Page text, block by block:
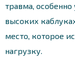
травма,
высоких
место, которое
нагрузку.